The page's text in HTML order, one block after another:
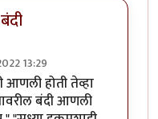
13:29
वांडहोती तेव्हा
बंदी आणली